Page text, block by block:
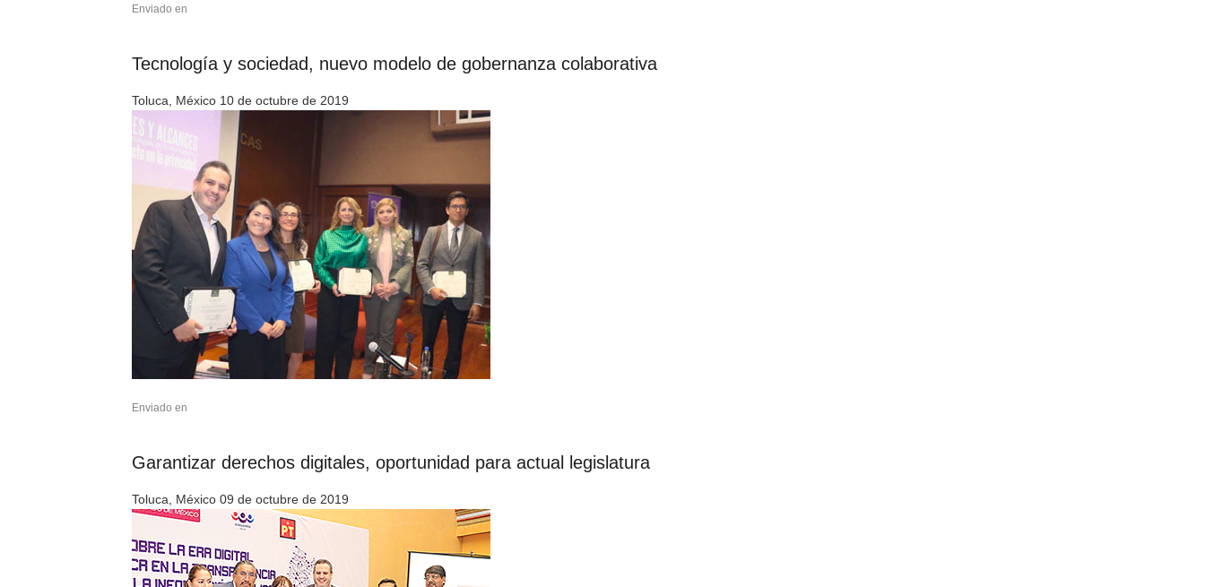
Enviado en
Tecnología y sociedad, nuevo modelo de gobernanza colaborativa
Toluca, México 10 de octubre de 2019
Enviado en
Garantizar derechos digitales, oportunidad para actual legislatura
Toluca, México 09 de octubre de 2019